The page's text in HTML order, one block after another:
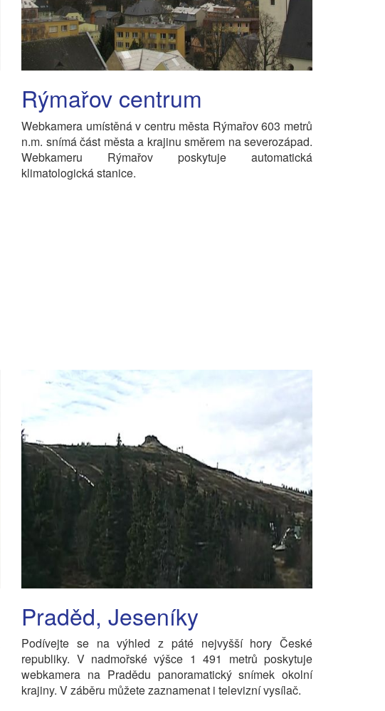
Rýmařov centrum
Webkamera umístěná v centru města Rýmařov 603 metrů
n.m. snímá část města a krajinu směrem na severozápad.
Webkameru Rýmařov poskytuje automatická
klimatologická stanice.
Praděd, Jeseníky
Podívejte se na výhled z páté nejvyšší hory České
republiky. V nadmořské výšce 1 491 metrů poskytuje
webkamera na Pradědu panoramatický snímek okolní
krajiny. V záběru můžete zaznamenat i televizní vysílač.